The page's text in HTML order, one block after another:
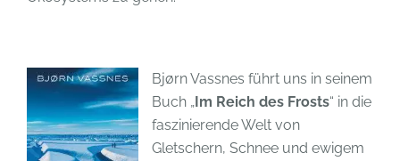
Bjørn Vassnes führt uns in seinem
Buch „Im Reich des Frosts“ in die
faszinierende Welt von
Gletschern, Schnee und ewigem